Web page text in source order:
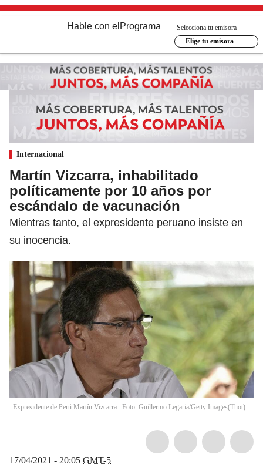
Hable con el Programa
Selecciona tu emisora
Elige tu emisora
Internacional
Martín Vizcarra, inhabilitado
políticamente por 10 años por
escándalo de vacunación
Mientras tanto, el expresidente peruano insiste en
su inocencia.
Expresidente de Perú Martín Vizcarra . Foto: Guillermo Legaria/Getty Images(Thot)
17/04/2021 - 20:05 GMT-5